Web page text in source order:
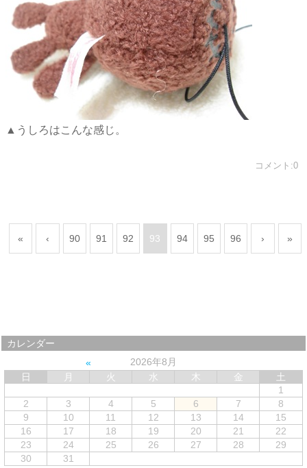
▲うしろはこんな感じ。
コメント:0
« ‹ 90 91 92 93 94 95 96 › »
カレンダー
2026年8月
日
月 火 水 木 金
土
1
2
3 4 5 6 7
8
9
10 11 12 13 14
15
16
17 18 19 20 21
22
23
24 25 26 27 28
29
30
31